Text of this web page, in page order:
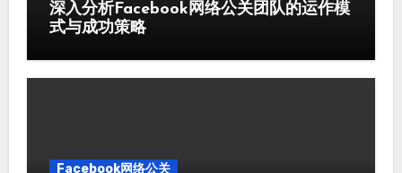
深入分析Facebook网络公关团队的运作模
式与成功策略
Facebook网络公关